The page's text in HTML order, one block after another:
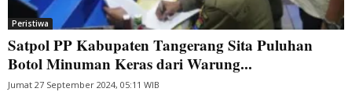
Peristiwa
Satpol PP Kabupaten Tangerang Sita Puluhan
Botol Minuman Keras dari Warung...
Jumat 27 September 2024, 05:11 WIB